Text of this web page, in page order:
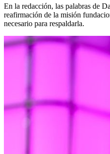
En la redacción, las palabras de
reafirmación de la misión
necesario para respaldarla.